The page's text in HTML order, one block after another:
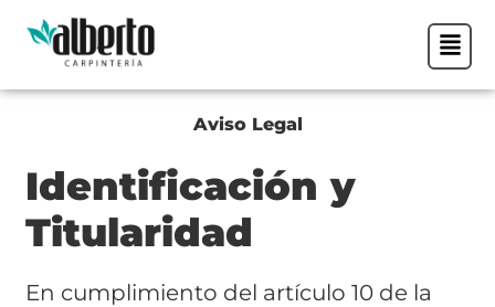
Aviso Legal
Identificación y
Titularidad
En cumplimiento del artículo 10 de la